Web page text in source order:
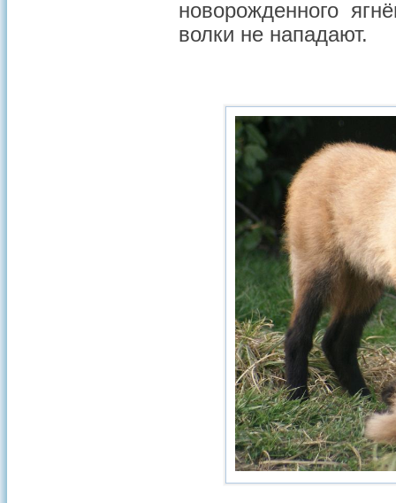
новорожденного
волки не нападают.